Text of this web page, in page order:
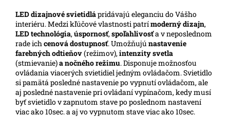
LEDdizajnové svietidlápridávajú eleganciu do Vášho
interiéru. Medzi kľúčové vlastnosti patrímoderný dizajn,
LED technológia,úspornosť,spoľahlivosťa v neposlednom
rade ichcenová dostupnosť. Umožňujú nastavenie
farebných odtieňov(režimov),intenzity svetla
(stmievanie)a nočného režimu. Disponuje možnosťou
ovládania viacerých svietidiel jedným ovládačom. Svietidlo
si pamätá posledné nastavenie po vypnutí ovládačom, ale
aj posledné nastavenie pri ovládaní vypínačom, kedy musí
byť svietidlo v zapnutom stave po poslednom nastavení
viac ako 10sec. a aj vo vypnutom stave viac ako 10sec.